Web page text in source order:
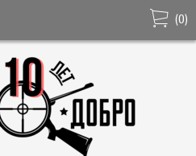
(0)